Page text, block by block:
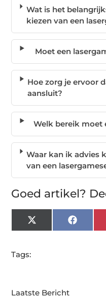
Wat is het
kiezen van een
Moet een
Hoe zorg je ervoor
aansluit?
Welk bereik moet
Waar kan ik advies
van een
Goed artikel?
X
(Twitter)
Tags:
Laatste Bericht